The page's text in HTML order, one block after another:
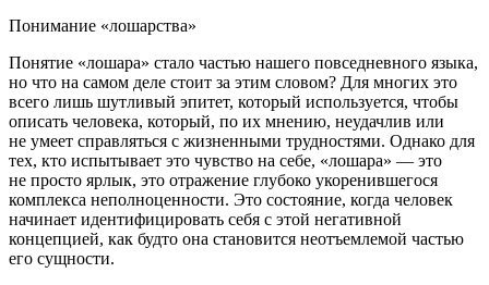
Понимание «лошарства»
Понятие «лошара» стало частью нашего повседневного языка,
но что на самом деле стоит за этим словом? Для многих это
всего лишь шутливый эпитет, который используется, чтобы
описать человека, который, по их мнению, неудачлив или
не умеет справляться с жизненными трудностями. Однако для
тех, кто испытывает это чувство на себе, «лошара» — это
не просто ярлык, это отражение глубоко укоренившегося
комплекса неполноценности. Это состояние, когда человек
начинает идентифицировать себя с этой негативной
концепцией, как будто она становится неотъемлемой частью
его сущности.